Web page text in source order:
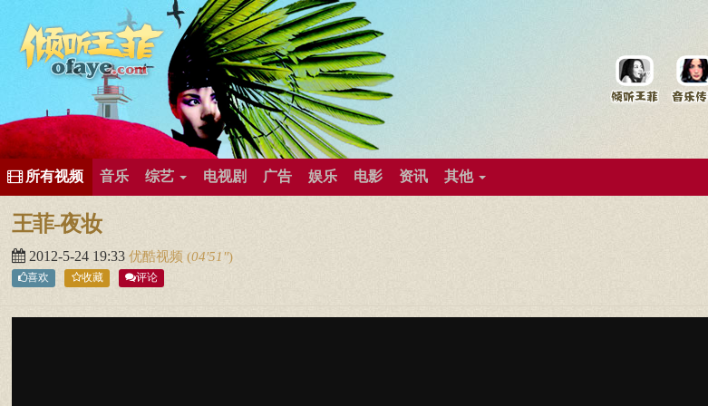
有歌曲专辑
王菲新闻王菲的精美图片王菲精彩视频王菲论坛给王菲留言用户中心王菲资料档案
所有视频 音乐 综艺 电视剧 广告 娱乐 电影 资讯 其他
王菲-夜妆
2012-5-24 19:33 优酷视频 (04′51″)
喜欢 收藏 评论